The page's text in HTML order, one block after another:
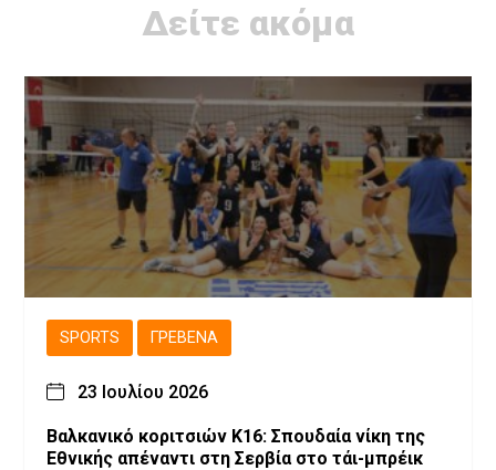
Δείτε ακόμα
SPORTS ΓΡΕΒΕΝΆ
23 Ιουλίου 2026
Βαλκανικό κοριτσιών Κ16: Σπουδαία νίκη της
Εθνικής απέναντι στη Σερβία στο τάι-μπρέικ